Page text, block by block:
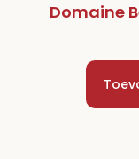
Domaine